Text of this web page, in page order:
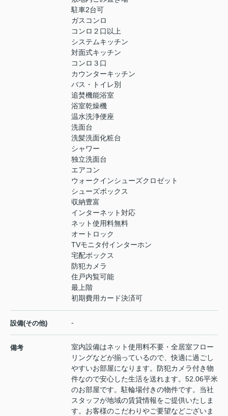
駐車2台可
ガスコンロ
コンロ２口以上
システムキッチン
対面式キッチン
コンロ３口
カウンターキッチン
バス・トイレ別
追焚機能浴室
浴室乾燥機
温水洗浄便座
洗面台
洗髪洗面化粧台
シャワー
独立洗面台
エアコン
ウォークインシューズクロゼット
シューズボックス
収納豊富
インターネット対応
ネット使用料無料
オートロック
TVモニタ付インターホン
宅配ボックス
防犯カメラ
住戸内覧可能
最上階
初期費用カード決済可
設備(その他) -
備考
室内設備はネット使用料不要・全居室フロー
リングなどが揃っているので、快適に過ごし
やすいお部屋になります。防犯カメラ付き物
件なので安心した生活を送れます。52.06平米
のお部屋です。駐輪場付きの物件です。当社
スタッフが地域の賃貸情報をご提供いたしま
す。お客様のこだわりやご要望などございま